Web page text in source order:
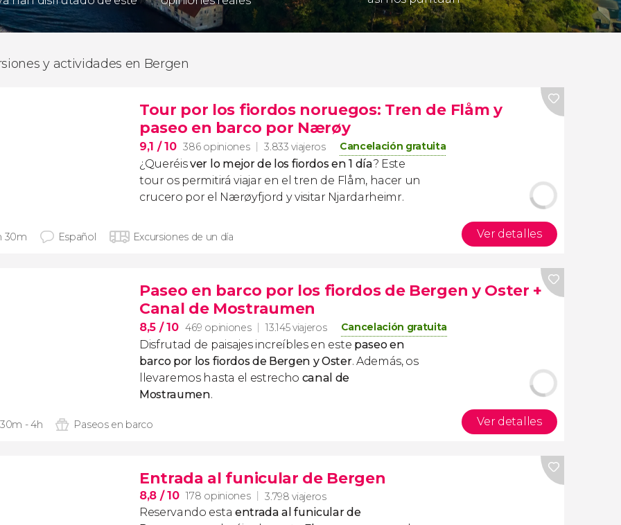
y actividades en Bergen
Tour por los fiordos noruegos: Tren de Flåm y
paseo en barco por Nærøy
9,1 / 10 386 opiniones 3.833 viajeros Cancelación gratuita
¿Queréisver lo mejor de los fiordos en 1 día? Este
tour os permitirá viajar en el tren de Flåm, hacer un
crucero por el Nærøyfjord y visitar Njardarheimr.
30m Español Excursiones de un día Ver detalles
Paseo en barco por los fiordos de Bergen y Oster +
Canal de Mostraumen
8,5 / 10 469 opiniones 13.145 viajeros Cancelación gratuita
Disfrutad de paisajes increíbles en este paseo en
barco por los fiordos de Bergen y Oster. Además, os
llevaremos hasta el estrecho canal de
Mostraumen.
- 4h Paseos en barco Ver detalles
Entrada al funicular de Bergen
8,8 / 10 178 opiniones 3.798 viajeros
Reservando esta entrada al funicular de